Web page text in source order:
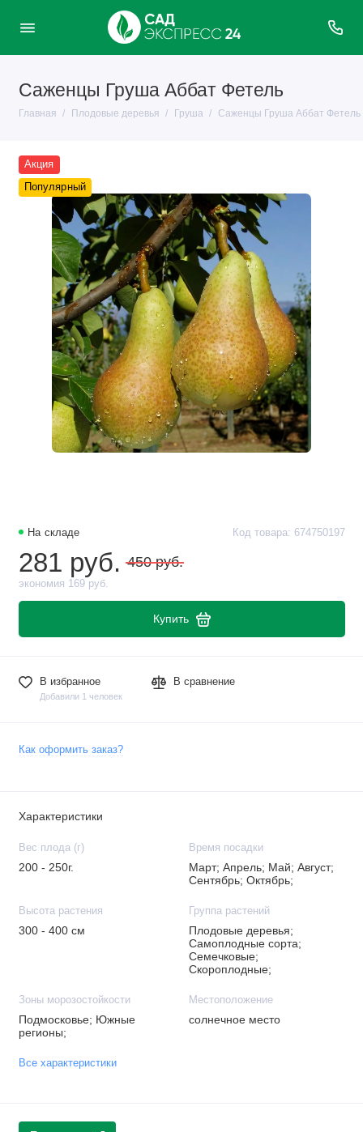
Саженцы Груша Аббат Фетель
Главная Плодовые деревья Груша Саженцы Груша Аббат Фетель
Акция
Популярный
На складе Код товара: 674750197
281 руб. 450 руб.
экономия 169 руб.
Купить
В избранное
Добавили 1 человек
В сравнение
Как оформить заказ?
Характеристики
Вес плода (г)
200 - 250г.
Время посадки
Март; Апрель; Май; Август;
Сентябрь; Октябрь;
Высота растения
300 - 400 см
Группа растений
Плодовые деревья;
Самоплодные сорта;
Семечковые;
Скороплодные;
Зоны морозостойкости
Подмосковье; Южные
регионы;
Местоположение
солнечное место
Все характеристики